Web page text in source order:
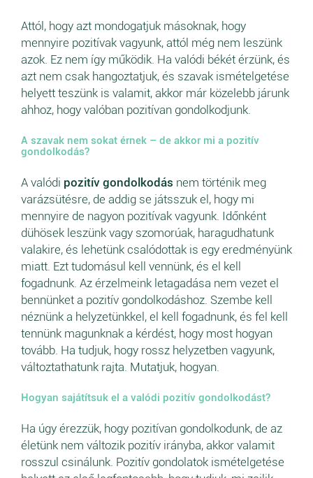
Attól, hogy azt mondogatjuk másoknak, hogy
mennyire pozitívak vagyunk, attól még nem leszünk
azok. Ez nem így működik. Ha valódi békét érzünk, és
azt nem csak hangoztatjuk, és szavak ismételgetése
helyett teszünk is valamit, akkor már közelebb járunk
ahhoz, hogy valóban pozitívan gondolkodjunk.
A szavak nem sokat érnek – de akkor mi a pozitív
gondolkodás?
A valódi pozitív gondolkodás nem történik meg
varázsütésre, de addig se játsszuk el, hogy mi
mennyire de nagyon pozitívak vagyunk. Időnként
dühösek leszünk vagy szomorúak, haragudhatunk
valakire, és lehetünk csalódottak is egy eredményünk
miatt. Ezt tudomásul kell vennünk, és el kell
fogadnunk. Az érzelmeink letagadása nem vezet el
bennünket a pozitív gondolkodáshoz. Szembe kell
néznünk a helyzetünkkel, el kell fogadnunk, és fel kell
tennünk magunknak a kérdést, hogy most hogyan
tovább. Ha tudjuk, hogy rossz helyzetben vagyunk,
változtathatunk rajta. Mutatjuk, hogyan.
Hogyan sajátítsuk el a valódi pozitív gondolkodást?
Ha úgy érezzük, hogy pozitívan gondolkodunk, de az
életünk nem változik pozitív irányba, akkor valamit
rosszul csinálunk. Pozitív gondolatok ismételgetése